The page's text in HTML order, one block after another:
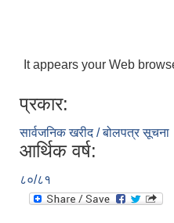
It appears your Web
प्रकार:
सार्वजनिक खरीद / बोलपत्र सूचना
आर्थिक वर्ष:
८०/८१